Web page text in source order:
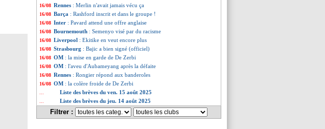
16/08 Rennes : Merlin n'avait jamais vécu ça
16/08 Barça : Rashford inscrit et dans le groupe !
16/08 Inter : Pavard attend une offre anglaise
16/08 Bournemouth : Semenyo visé par du racisme
16/08 Liverpool : Ekitike en veut encore plus
16/08 Strasbourg : Bajic a bien signé (officiel)
16/08 OM : la mise en garde de De Zerbi
16/08 OM : l'aveu d'Aubameyang après la défaite
16/08 Rennes : Rongier répond aux banderoles
16/08 OM : la colère froide de De Zerbi
Liste des brèves du ven. 15 août 2025
Liste des brèves du jeu. 14 août 2025
Filtrer :